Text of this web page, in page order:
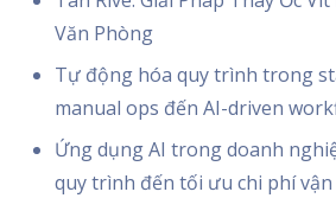
Văn Phòng
Tự động hóa quy trình trong
manual ops đến AI-driven
Ứng dụng AI trong doanh
quy trình đến tối ưu chi phí